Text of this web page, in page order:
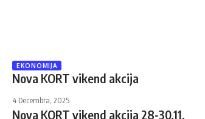
EKONOMIJA
Nova KORT vikend akcija
4 Decembra, 2025
Nova KORT vikend akcija 28-30.11.